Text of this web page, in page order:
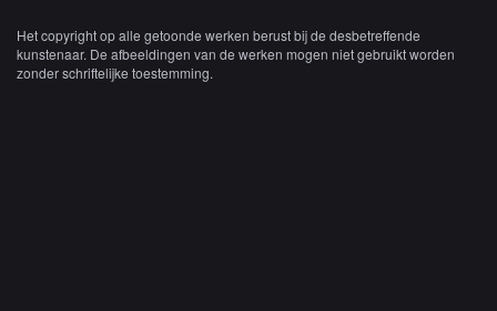
Het copyright op alle getoonde werken berust bij de desbetreffende
kunstenaar. De afbeeldingen van de werken mogen niet gebruikt worden
zonder schriftelijke toestemming.